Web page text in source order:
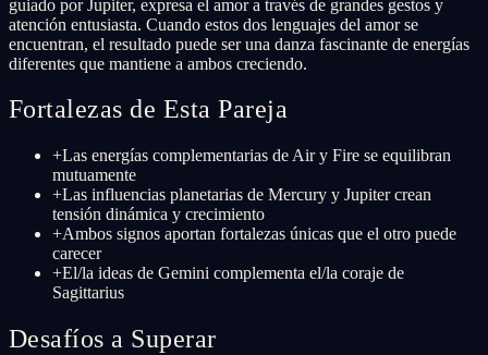
guiado por Jupiter, expresa el amor a través de grandes gestos y
atención entusiasta. Cuando estos dos lenguajes del amor se
encuentran, el resultado puede ser una danza fascinante de energías
diferentes que mantiene a ambos creciendo.
Fortalezas de Esta Pareja
+Las energías complementarias de Air y Fire se equilibran
mutuamente
+Las influencias planetarias de Mercury y Jupiter crean
tensión dinámica y crecimiento
+Ambos signos aportan fortalezas únicas que el otro puede
carecer
+El/la ideas de Gemini complementa el/la coraje de
Sagittarius
Desafíos a Superar